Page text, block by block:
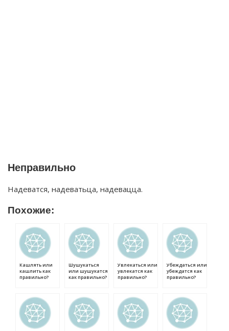
Неправильно
Надеватся, надеватьца, надевацца.
Похожие:
Кашлять или
кашлить как
правильно?
Шушукаться
или шушукатся
как правильно?
Увлекаться или
увлекатся как
правильно?
Убеждаться или
убеждатся как
правильно?